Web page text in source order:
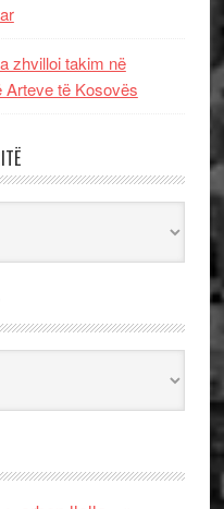
zhvilloi takim në
Arteve të Kosovës